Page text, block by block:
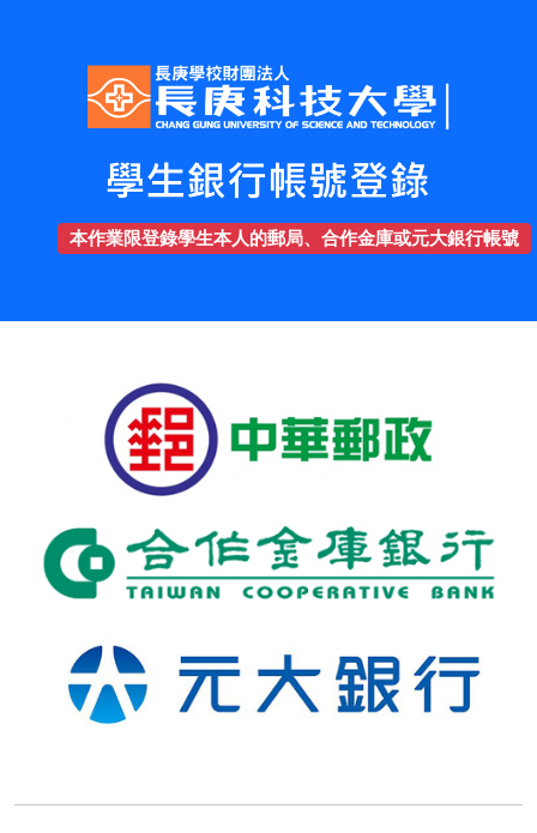
本作業限登錄學生本人的郵局、合作金庫或元大銀行帳號